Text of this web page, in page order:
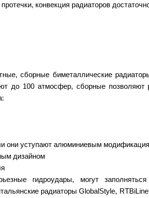
конвекция радиаторов
сборные биметаллические
до 100 атмосфер, сборные позволяют
они уступают алюминиевым
дизайном
гидроудары, могут
радиаторы GlobalStyle,